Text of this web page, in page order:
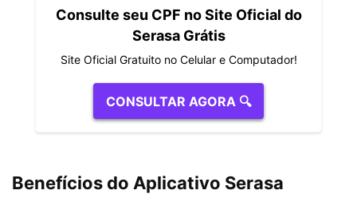
Consulte seu CPF no Site Oficial do
Serasa Grátis
Site Oficial Gratuito no Celular e Computador!
CONSULTAR AGORA 🔍
Benefícios do Aplicativo Serasa